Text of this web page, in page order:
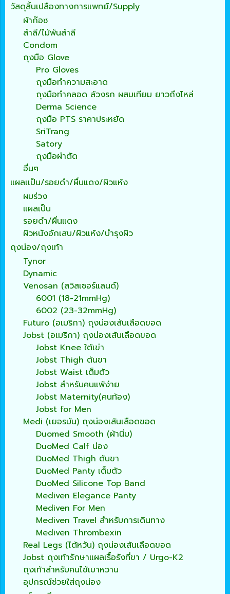
วัสดุสิ้นเปลืองทางการแพทย์/Supply
ผ้าก๊อซ
สำลี/ไม้พันสำลี
Condom
ถุงมือ Glove
Pro Gloves
ถุงมือทำความสะอาด
ถุงมือทำคลอด ล้วงรก ผสมเทียม ยาวถึงไหล่
Derma Science
ถุงมือ PTS ราคาประหยัด
SriTrang
Satory
ถุงมือผ่าตัด
อื่นๆ
แผลเเป็น/รอยดำ/ผื่นแดง/ผิวแห้ง
ผมร่วง
แผลเป็น
รอยดำ/ผื่นแดง
ผิวหนังอักเสบ/ผิวแห้ง/บำรุงผิว
ถุงน่อง/ถุงเท้า
Tynor
Dynamic
Venosan (สวิสเซอร์แลนด์)
6001 (18-21mmHg)
6002 (23-32mmHg)
Futuro (อเมริกา) ถุงน่องเส้นเลือดขอด
Jobst (อเมริกา) ถุงน่องเส้นเลือดขอด
Jobst Knee ใต้เข่า
Jobst Thigh ต้นขา
Jobst Waist เต็มตัว
Jobst สำหรับคนแพ้ง่าย
Jobst Maternity(คนท้อง)
Jobst for Men
Medi (เยอรมัน) ถุงน่องเส้นเลือดขอด
Duomed Smooth (ผ้านิ่ม)
DuoMed Calf น่อง
DuoMed Thigh ต้นขา
DuoMed Panty เต็มตัว
DuoMed Silicone Top Band
Mediven Elegance Panty
Mediven For Men
Mediven Travel สำหรับการเดินทาง
Mediven Thrombexin
Real Legs (ไต้หวัน) ถุงน่องเส้นเลือดขอด
Jobst ถุงเท้ารักษาแผลเรื้อรังที่ขา / Urgo-K2
ถุงเท้าสำหรับคนไข้เบาหวาน
อุปกรณ์ช่วยใส่ถุงน่อง